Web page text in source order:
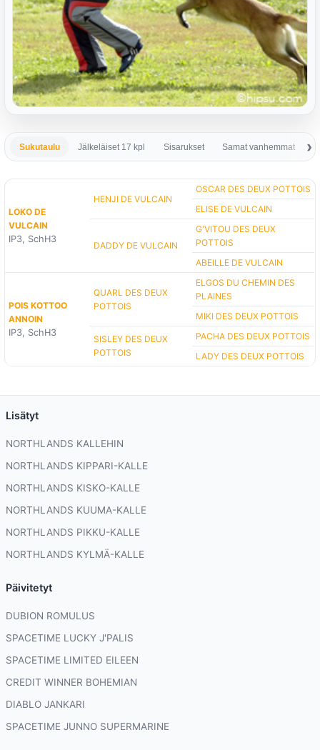
Sukutaulu Jälkeläiset 17 kpl Sisarukset Samat vanhemmat
LOKO DE
VULCAIN
IP3, SchH3
HENJI DE VULCAIN
OSCAR DES DEUX POTTOIS
ELISE DE VULCAIN
DADDY DE VULCAIN
G'VITOU DES DEUX
POTTOIS
ABEILLE DE VULCAIN
POIS KOTTOO
ANNOIN
IP3, SchH3
QUARL DES DEUX
POTTOIS
ELGOS DU CHEMIN DES
PLAINES
MIKI DES DEUX POTTOIS
SISLEY DES DEUX
POTTOIS
PACHA DES DEUX POTTOIS
LADY DES DEUX POTTOIS
Lisätyt
NORTHLANDS KALLEHIN
NORTHLANDS KIPPARI-KALLE
NORTHLANDS KISKO-KALLE
NORTHLANDS KUUMA-KALLE
NORTHLANDS PIKKU-KALLE
NORTHLANDS KYLMÄ-KALLE
Päivitetyt
DUBION ROMULUS
SPACETIME LUCKY J'PALIS
SPACETIME LIMITED EILEEN
CREDIT WINNER BOHEMIAN
DIABLO JANKARI
SPACETIME JUNNO SUPERMARINE